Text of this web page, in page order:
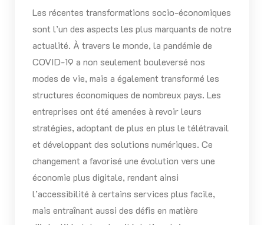
Les récentes transformations socio-économiques
sont l’un des aspects les plus marquants de notre
actualité. À travers le monde, la pandémie de
COVID-19 a non seulement bouleversé nos
modes de vie, mais a également transformé les
structures économiques de nombreux pays. Les
entreprises ont été amenées à revoir leurs
stratégies, adoptant de plus en plus le télétravail
et développant des solutions numériques. Ce
changement a favorisé une évolution vers une
économie plus digitale, rendant ainsi
l’accessibilité à certains services plus facile,
mais entraînant aussi des défis en matière